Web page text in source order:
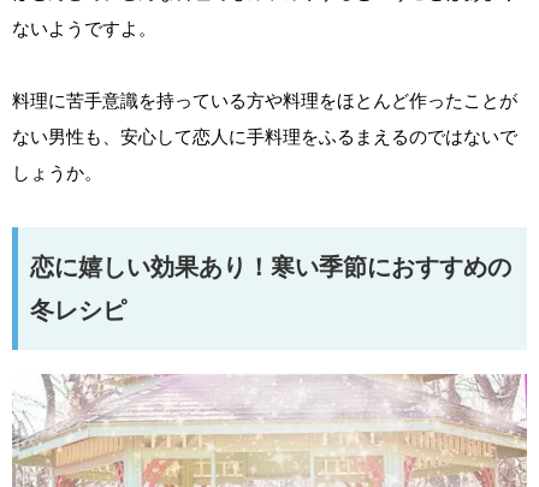
ないようですよ。
料理に苦手意識を持っている方や料理をほとんど作ったことが
ない男性も、安心して恋人に手料理をふるまえるのではないで
しょうか。
恋に嬉しい効果あり！寒い季節におすすめの
冬レシピ